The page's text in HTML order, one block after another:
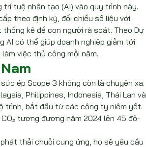
tuệ nhân tạo (AI) vào quy trình này.
theo định kỳ, đối chiếu số liệu với
kê để con người rà soát. Theo Dự
AI có thể giúp doanh nghiệp giảm tới
việc thủ công mỗi năm.
ép Scope 3 không còn là chuyện xa.
Philippines, Indonesia, Thái Lan và
trình, bắt đầu từ các công ty niêm yết.
tương đương năm 2024 lên 45 đô-
thải chuỗi cung ứng, họ sẽ yêu cầu